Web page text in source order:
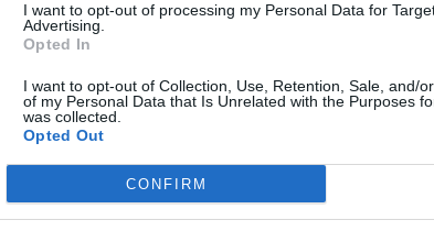
I want to opt-out of processing my Personal Data for
Advertising.
Opted In
I want to opt-out of Collection, Use, Retention, Sale, and/
of my Personal Data that Is Unrelated with the Purposes
was collected.
Opted Out
CONFIRM